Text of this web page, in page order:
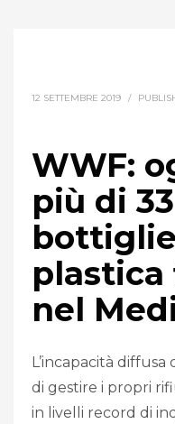
12 SETTEMBRE 2019 /
WWF:
più di
nel
L’incapacità
di gestire i propri
in livelli record di